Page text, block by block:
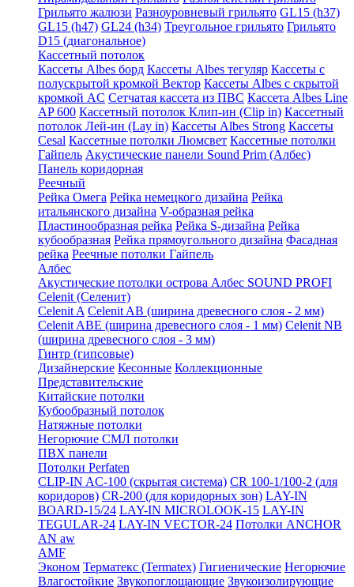
Грильято жалюзи Разноуровневый грильято GL15 (h37)
GL15 (h47) GL24 (h34) Треугольное грильято Грильято
D15 (диагональное)
Кассетный потолок
Кассеты Albes борд Кассеты Albes тегуляр Кассеты с
полускрытой кромкой Вектор Кассеты Albes с скрытой
кромкой AC Сетчатая кассета из ПВС Кассета Albes Line
AP 600 Кассетный потолок Клип-ин (Clip in) Кассетный
потолок Лей-ин (Lay in) Кассеты Albes Strong Кассеты
Cesal Кассетные потолки Люмсвет Кассетные потолки
Гайпель Акустические панели Sound Prim (Албес)
Панель коридорная
Реечный
Рейка Омега Рейка немецкого дизайна Рейка
итальянского дизайна V-образная рейка
Пластинообразная рейка Рейка S-дизайна Рейка
кубообразная Рейка прямоугольного дизайна Фасадная
рейка Реечные потолки Гайпель
Албес
Акустические потолки острова Албес SOUND PROFI
Celenit (Селенит)
Celenit A Celenit AB (ширина древесного слоя - 2 мм)
Celenit ABE (ширина древесного слоя - 1 мм) Celenit NB
(ширина древесного слоя - 3 мм)
Гинтр (гипсовые)
Дизайнерские Кесонные Коллекционные
Представительские
Китайские потолки
Кубообразный потолок
Натяжные потолки
Негорючие СМЛ потолки
ПВХ панели
Потолки Perfaten
CLIP-IN AC-100 (скрытая система) CR 100-1/100-2 (для
коридоров) CR-200 (для коридорных зон) LAY-IN
BOARD-15/24 LAY-IN MICROLOOK-15 LAY-IN
TEGULAR-24 LAY-IN VECTOR-24 Потолки ANCHOR
AN aw
AMF
Эконом Терматекс (Termatex) Гигиенические Негорючие
Влагостойкие Звукопоглощающие Звукоизолирующие